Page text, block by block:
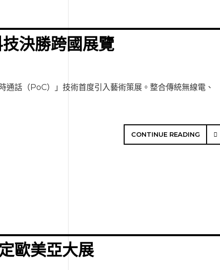
決勝跨國展覽
話（PoC）」技術首度引入藝術策展。整合傳統無線電、
CONTINUE READING
歐美亞大展